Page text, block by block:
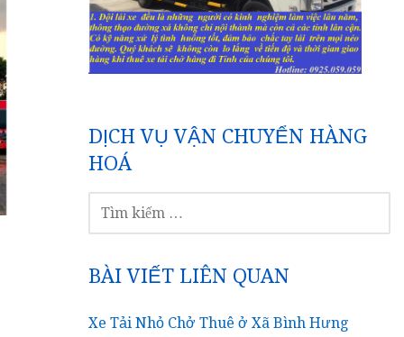
DỊCH VỤ VẬN CHUYỂN HÀNG
HOÁ
KIẾM
BÀI VIẾT LIÊN QUAN
Xe Tải Nhỏ Chở Thuê ở Xã Bình Hưng